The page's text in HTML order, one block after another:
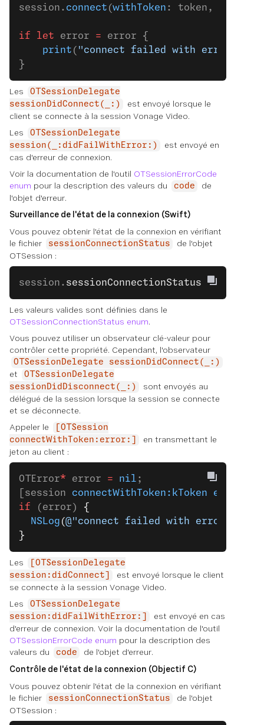
session. connect (withToken : token,
if let error = error {
    print
( "connect failed with error:
}
Les
OTSessionDelegate
sessionDidConnect(_:)
est envoyé lorsque le
client se connecte à la session Vonage Video.
Les
OTSessionDelegate
session(_:didFailWithError:)
est envoyé en
cas d'erreur de connexion.
Voir la documentation de l'outil OTSessionErrorCode
enum pour la description des valeurs du code
de
l'objet d'erreur.
Surveillance de l'état de la connexion (Swift)
Vous pouvez obtenir l'état de la connexion en vérifiant
le fichier
sessionConnectionStatus
de l'objet
OTSession :
session. sessionConnectionStatus
Les valeurs valides sont définies dans le
OTSessionConnectionStatus enum.
Vous pouvez utiliser un observateur clé-valeur pour
contrôler cette propriété. Cependant, l'observateur
OTSessionDelegate sessionDidConnect(_:)
et
OTSessionDelegate
sessionDidDisconnect(_:)
sont envoyés au
délégué de la session lorsque la session se connecte
et se déconnecte.
Appeler le
[OTSession
connectWithToken:error:]
en transmettant le
jeton au client :
OTError* error = nil ;
[session connectWithToken:kToken error:
if (error) {
  NSLog
(@"connect failed with error: (
}
Les
[OTSessionDelegate
session:didConnect]
est envoyé lorsque le client
se connecte à la session Vonage Video.
Les
OTSessionDelegate
session:didFailWithError:]
est envoyé en cas
d'erreur de connexion. Voir la documentation de l'outil
OTSessionErrorCode enum pour la description des
valeurs du
code
de l'objet d'erreur.
Contrôle de l'état de la connexion (Objectif C)
Vous pouvez obtenir l'état de la connexion en vérifiant
le fichier
sessionConnectionStatus
de l'objet
OTSession :